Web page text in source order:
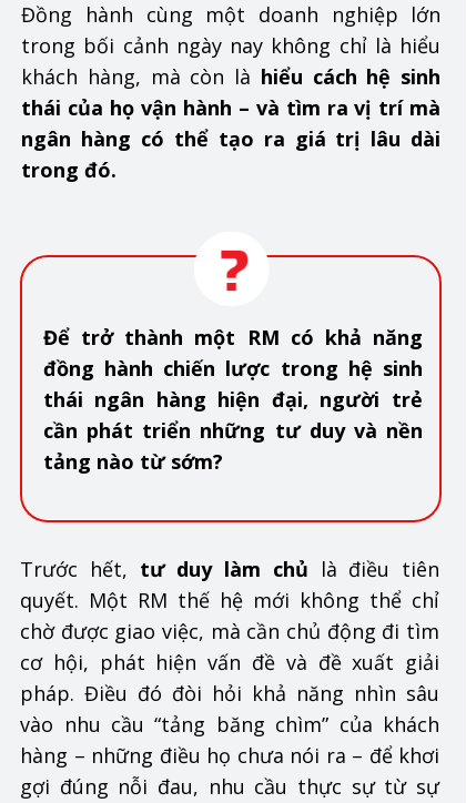
Đồng hành cùng một doanh nghiệp lớn
trong bối cảnh ngày nay không chỉ là hiểu
khách hàng, mà còn là hiểu cách hệ sinh
thái của họ vận hành – và tìm ra vị trí mà
ngân hàng có thể tạo ra giá trị lâu dài
trong đó.
Trước hết, tư duy làm chủ là điều tiên
quyết. Một RM thế hệ mới không thể chỉ
chờ được giao việc, mà cần chủ động đi tìm
cơ hội, phát hiện vấn đề và đề xuất giải
pháp. Điều đó đòi hỏi khả năng nhìn sâu
vào nhu cầu “tảng băng chìm” của khách
hàng – những điều họ chưa nói ra – để khơi
gợi đúng nỗi đau, nhu cầu thực sự từ sự
Để trở thành một RM có khả năng
đồng hành chiến lược trong hệ sinh
thái ngân hàng hiện đại, người trẻ
cần phát triển những tư duy và nền
tảng nào từ sớm?